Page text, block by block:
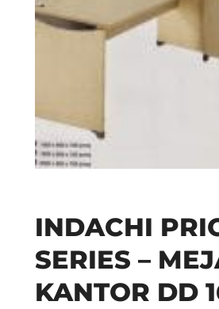
INDACHI
SERIES –
KANTOR DD